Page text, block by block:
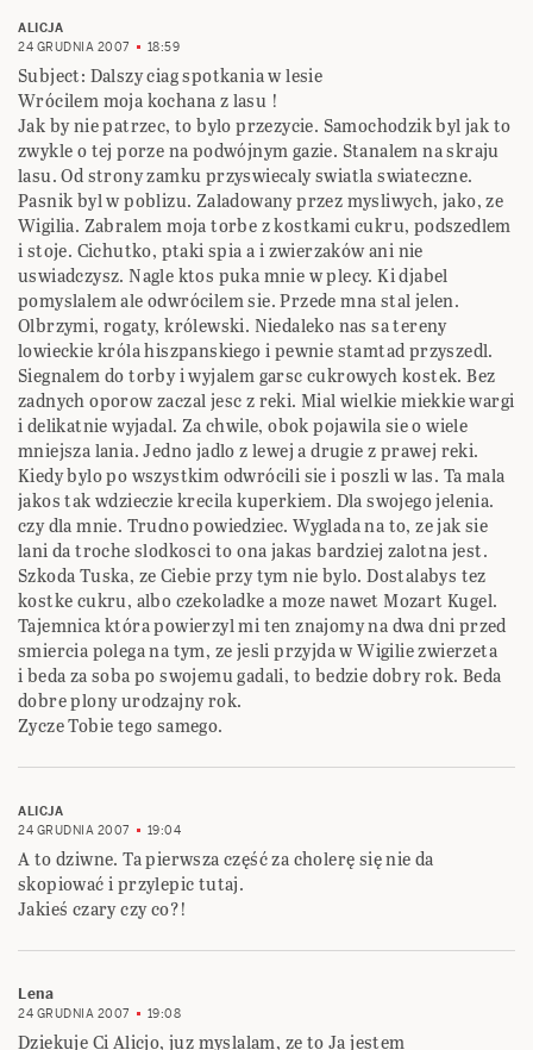
ALICJA
24 GRUDNIA 2007
18:59
Subject: Dalszy ciag spotkania w lesie
Wrócilem moja kochana z lasu !
Jak by nie patrzec, to bylo przezycie. Samochodzik byl jak to
zwykle o tej porze na podwójnym gazie. Stanalem na skraju
lasu. Od strony zamku przyswiecaly swiatla swiateczne.
Pasnik byl w poblizu. Zaladowany przez mysliwych, jako, ze
Wigilia. Zabralem moja torbe z kostkami cukru, podszedlem
i stoje. Cichutko, ptaki spia a i zwierzaków ani nie
uswiadczysz. Nagle ktos puka mnie w plecy. Ki djabel
pomyslalem ale odwrócilem sie. Przede mna stal jelen.
Olbrzymi, rogaty, królewski. Niedaleko nas sa tereny
lowieckie króla hiszpanskiego i pewnie stamtad przyszedl.
Siegnalem do torby i wyjalem garsc cukrowych kostek. Bez
zadnych oporow zaczal jesc z reki. Mial wielkie miekkie wargi
i delikatnie wyjadal. Za chwile, obok pojawila sie o wiele
mniejsza lania. Jedno jadlo z lewej a drugie z prawej reki.
Kiedy bylo po wszystkim odwrócili sie i poszli w las. Ta mala
jakos tak wdzieczie krecila kuperkiem. Dla swojego jelenia.
czy dla mnie. Trudno powiedziec. Wyglada na to, ze jak sie
lani da troche slodkosci to ona jakas bardziej zalotna jest.
Szkoda Tuska, ze Ciebie przy tym nie bylo. Dostalabys tez
kostke cukru, albo czekoladke a moze nawet Mozart Kugel.
Tajemnica która powierzyl mi ten znajomy na dwa dni przed
smiercia polega na tym, ze jesli przyjda w Wigilie zwierzeta
i beda za soba po swojemu gadali, to bedzie dobry rok. Beda
dobre plony urodzajny rok.
Zycze Tobie tego samego.
ALICJA
24 GRUDNIA 2007
19:04
A to dziwne. Ta pierwsza część za cholerę się nie da
skopiować i przylepic tutaj.
Jakieś czary czy co?!
Lena
24 GRUDNIA 2007 19:08
Dziekuje Ci Alicjo, juz myslalam, ze to Ja jestem